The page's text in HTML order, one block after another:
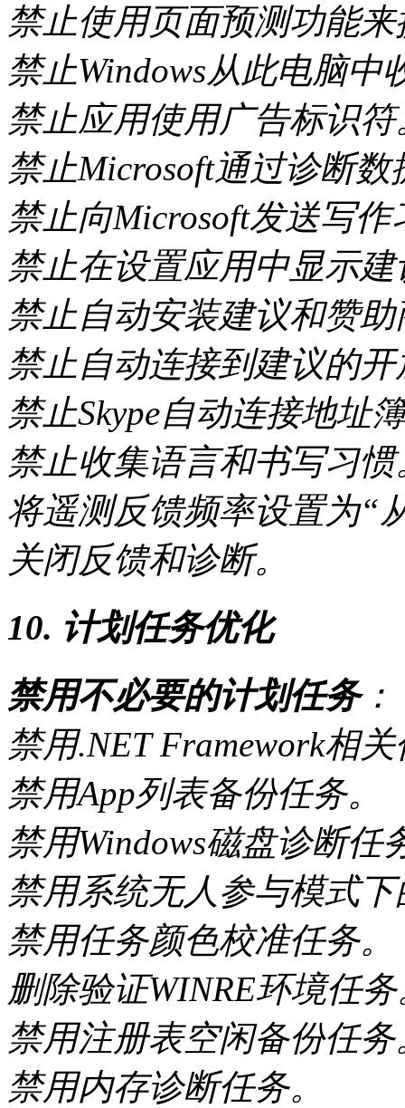
禁止使用页面预测功能
禁止Windows从此电脑
禁止应用使用广告标识符
禁止Microsoft通过诊断
禁止向Microsoft发送写作
禁止在设置应用中显示
禁止自动安装建议和赞
禁止自动连接到建议的
禁止Skype自动连接地址
禁止收集语言和书写习惯
将遥测反馈频率设置为“
关闭反馈和诊断。
10. 计划任务优化
禁用不必要的计划任务：
禁用.NET Framework相
禁用App列表备份任务。
禁用Windows磁盘诊断任
禁用系统无人参与模式
禁用任务颜色校准任务。
删除验证WINRE环境任
禁用注册表空闲备份任务
禁用内存诊断任务。